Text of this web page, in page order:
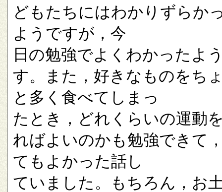
どもたちにはわかりずらか
ようですが，今
日の勉強でよくわかったよ
す。また，好きなものをち
と多く食べてしまっ
たとき，どれくらいの運動
ればよいのかも勉強できて
てもよかった話し
ていました。もちろん，お